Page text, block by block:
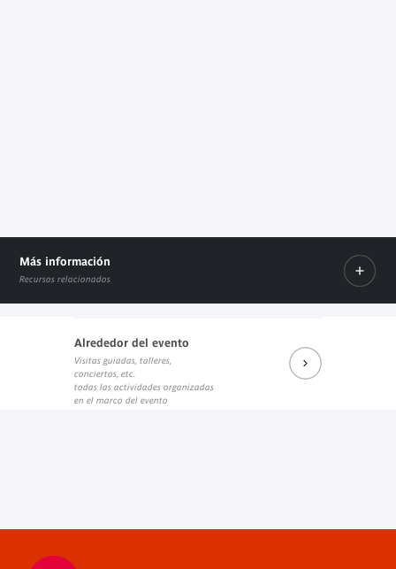
Más información
Recursos relacionados
Prochains rendez-vous du salon de lecture JK
Enlace externo
Réécouter les dernières rencontres
Enlace externo
Prochains événements sur
Enlace externo
Alrededor del evento
Visitas guiadas, talleres,
conciertos, etc.
todas las actividades organizadas
en el marco del evento